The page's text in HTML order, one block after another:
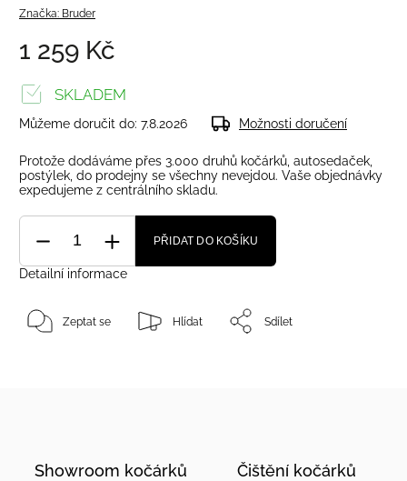
Značka: Bruder
1 259 Kč
SKLADEM
Můžeme doručit do: 7.8.2026 Možnosti doručení
Protože dodáváme přes 3.000 druhů kočárků, autosedaček,
postýlek, do prodejny se všechny nevejdou. Vaše objednávky
expedujeme z centrálního skladu.
PŘIDAT DO KOŠÍKU
Detailní informace
Zeptat se Hlídat Sdílet
Showroom kočárků Čištění kočárků